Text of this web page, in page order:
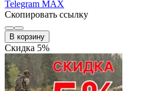
Telegram MAX
Скопировать ссылку
В корзину
Скидка 5%